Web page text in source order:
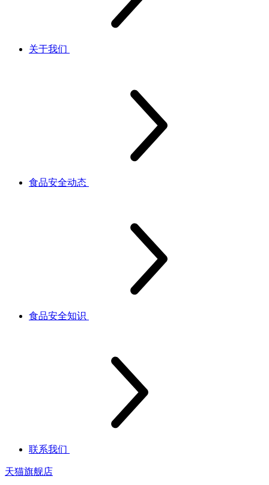
关于我们
食品安全动态
食品安全知识
联系我们
天猫旗舰店